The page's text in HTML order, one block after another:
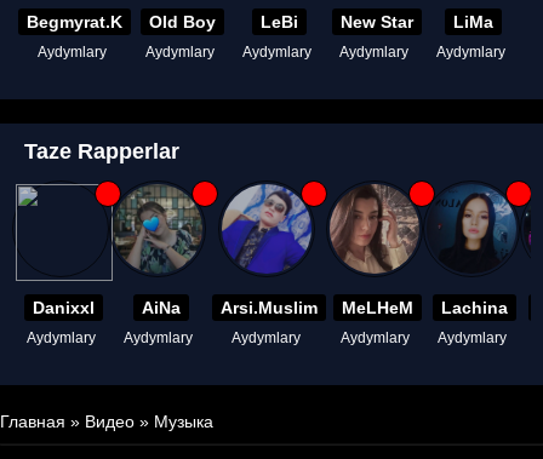
Begmyrat.K
Aydymlary
Old Boy
Aydymlary
LeBi
Aydymlary
New Star
Aydymlary
LiMa
Aydymlary
Taze Rapperlar
Danixxl
Aydymlary
AiNa
Aydymlary
Arsi.Muslim
Aydymlary
MeLHeM
Aydymlary
Lachina
Aydymlary
Главная » Видео » Музыка